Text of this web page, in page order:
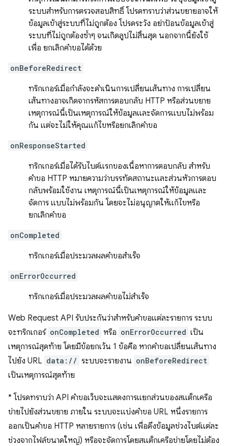
ระบบสำหรับการตรวจสอบสิทธิ์ โปรดทราบว่าส่วนขยายอาจให้
ข้อมูลเข้าสู่ระบบที่ไม่ถูกต้อง โปรดระวัง อย่าป้อนข้อมูลเข้าสู่
ระบบที่ไม่ถูกต้องซ้ำๆ จนเกิดลูปไม่สิ้นสุด นอกจากนี้ยังใช้
เพื่อ ยกเลิกคำขอได้ด้วย
onBeforeRedirect
ทริกเกอร์เมื่อกำลังจะดำเนินการเปลี่ยนเส้นทาง การเปลี่ยน
เส้นทางอาจเกิดจากรหัสการตอบกลับ HTTP หรือส่วนขยาย
เหตุการณ์นี้เป็นเหตุการณ์ให้ข้อมูลและจัดการแบบไม่พร้อม
กัน แต่จะไม่ให้คุณแก้ไขหรือยกเลิกคำขอ
onResponseStarted
ทริกเกอร์เมื่อได้รับไบต์แรกของเนื้อหาการตอบกลับ สำหรับ
คำขอ HTTP หมายความว่าบรรทัดสถานะและส่วนหัวการตอบ
กลับพร้อมใช้งาน เหตุการณ์นี้เป็นเหตุการณ์ให้ข้อมูลและ
จัดการ แบบไม่พร้อมกัน โดยจะไม่อนุญาตให้แก้ไขหรือ
ยกเลิกคำขอ
onCompleted
ทริกเกอร์เมื่อประมวลผลคำขอสำเร็จ
onErrorOccurred
ทริกเกอร์เมื่อประมวลผลคำขอไม่สำเร็จ
Web Request API รับประกันว่าสำหรับคำขอแต่ละรายการ ระบบ
จะทริกเกอร์ onCompleted หรือ onErrorOccurred เป็น
เหตุการณ์สุดท้าย โดยมีข้อยกเว้น 1 ข้อคือ หากคำขอเปลี่ยนเส้นทาง
ไปยัง URL data:// ระบบจะรายงาน onBeforeRedirect
เป็นเหตุการณ์สุดท้าย
* โปรดทราบว่า API คำขอเว็บจะแสดงการแยกส่วนของสแต็กเครือ
ข่ายไปยังส่วนขยาย ภายใน ระบบจะแบ่งคำขอ URL หนึ่งรายการ
ออกเป็นคำขอ HTTP หลายรายการ (เช่น เพื่อดึงข้อมูลช่วงไบต์แต่ละ
ช่วงจากไฟล์ขนาดใหญ่) หรือจะจัดการโดยสแต็กเครือข่ายโดยไม่ต้อง